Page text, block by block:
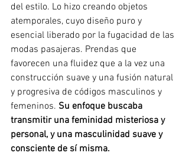
del estilo. Lo hizo creando objetos
atemporales, cuyo diseño puro y
esencial liberado por la fugacidad de las
modas pasajeras. Prendas que
favorecen una fluidez que a la vez una
construcción suave y una fusión natural
y progresiva de códigos masculinos y
femeninos. Su enfoque buscaba
transmitir una feminidad misteriosa y
personal, y una masculinidad suave y
consciente de sí misma.